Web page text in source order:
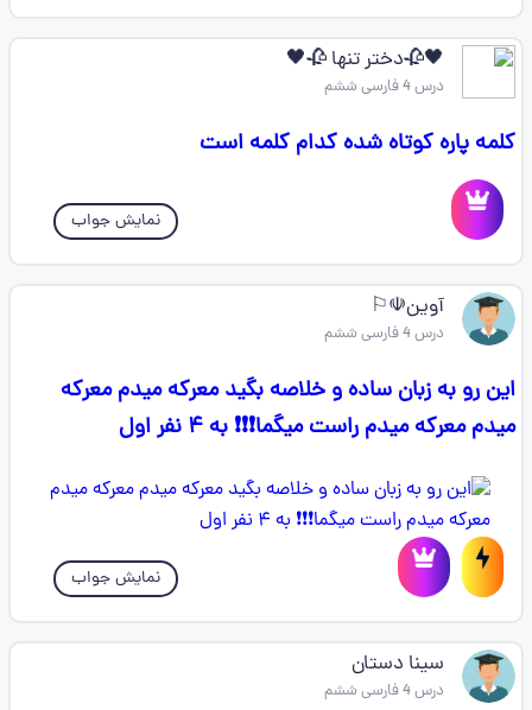
🖤🥀دختر تنها 🥀🖤
درس 4 فارسی ششم
کلمه پاره کوتاه شده کدام کلمه است
نمایش جواب
آوین☫⚐
درس 4 فارسی ششم
این رو به زبان ساده و خلاصه بگید معرکه میدم معرکه
میدم معرکه میدم راست میگما❗❗❗ به ۴ نفر اول
نمایش جواب
سینا دستان
درس 4 فارسی ششم